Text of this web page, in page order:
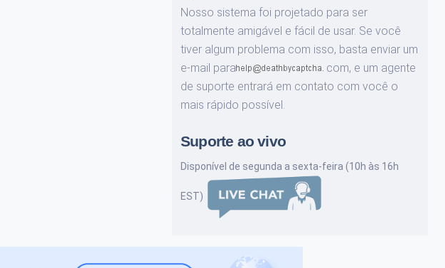
Nosso sistema foi projetado para ser
totalmente amigável e fácil de usar. Se você
tiver algum problema com isso, basta enviar um
e-mail para
com, e um agente
de suporte entrará em contato com você o
mais rápido possível.
Suporte ao vivo
Disponível de segunda a sexta-feira (10h às 16h
EST)